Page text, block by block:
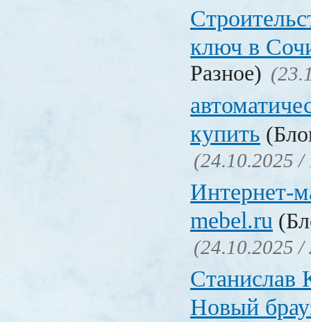
ключ в
Разное)
купить
(24.10.2025 /
Интернет-
mebel.ru
(24.10.2025 /
Станислав
Новый